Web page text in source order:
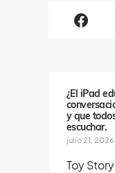
¿El iPad
y que
escuchar.
julio 21, 2026
Toy